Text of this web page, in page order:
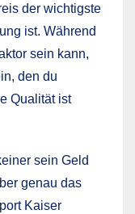
der wichtigste
ist. Während
sein kann,
den du
Qualität ist
sein Geld
genau das
Kaiser